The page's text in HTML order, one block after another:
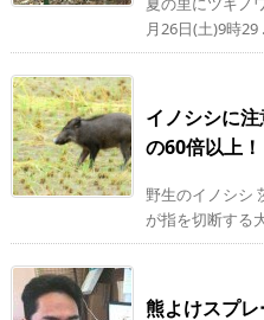
月26日(土)9時29
イノシシに
の60倍以上！
野生のイノシシ
が指を切断する
熊よけスプ